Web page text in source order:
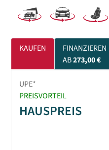
KAUFEN
FINANZIEREN
AB273,00 €
UPE*
PREISVORTEIL
HAUSPREIS